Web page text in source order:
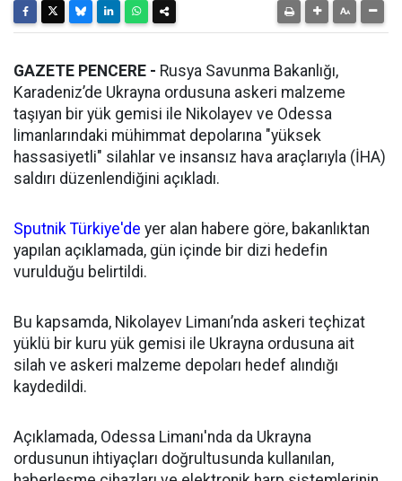
GAZETE PENCERE - Rusya Savunma Bakanlığı,
Karadeniz’de Ukrayna ordusuna askeri malzeme
taşıyan bir yük gemisi ile Nikolayev ve Odessa
limanlarındaki mühimmat depolarına "yüksek
hassasiyetli" silahlar ve insansız hava araçlarıyla (İHA)
saldırı düzenlendiğini açıkladı.
Sputnik Türkiye'de yer alan habere göre, bakanlıktan
yapılan açıklamada, gün içinde bir dizi hedefin
vurulduğu belirtildi.
Bu kapsamda, Nikolayev Limanı’nda askeri teçhizat
yüklü bir kuru yük gemisi ile Ukrayna ordusuna ait
silah ve askeri malzeme depoları hedef alındığı
kaydedildi.
Açıklamada, Odessa Limanı'nda da Ukrayna
ordusunun ihtiyaçları doğrultusunda kullanılan,